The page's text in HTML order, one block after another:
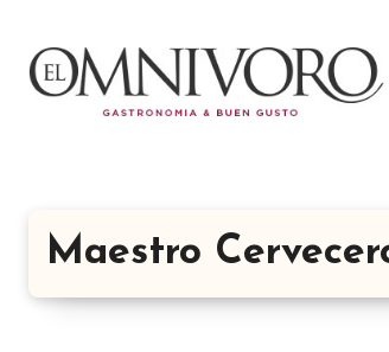
contenido
Maestro